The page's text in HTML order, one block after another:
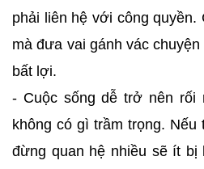
phải liên hệ với công
mà đưa vai gánh vác
bất lợi.
- Cuộc sống dễ trở nên rối
không có gì trầm trọng. Nếu
đừng quan hệ nhiều sẽ ít